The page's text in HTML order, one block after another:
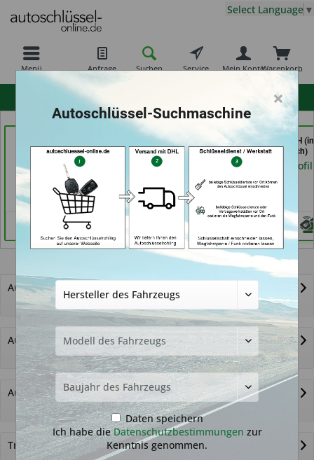
Menü Anfrage Suchen Service Warenkorb
Mein Konto
Select Language ▼
Sicherheitstechnik &
Schlüsseldienst (in
Berlin)
Händlerprofil
ABC Schlüsseldienst -
Frank Panten (in
Stolberg)
Key Tec GmbH (in
Grevenbroich)
Händlerprofil
Autoschlüssel mit Funk
Autoschlüssel ohne Funk
Autoschlüsselgehäuse und Zubehör
Transponder
×
Autoschlüssel-Suchmaschine
Daten speichern
Ich habe dieDatenschutzbestimmungen zur
Kenntnis genommen.